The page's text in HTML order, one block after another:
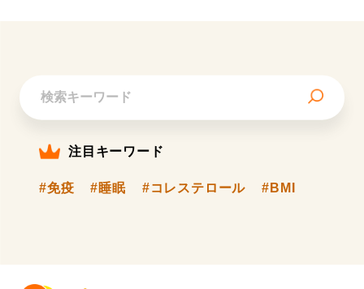
注目キーワード
#免疫 #睡眠 #コレステロール #BMI